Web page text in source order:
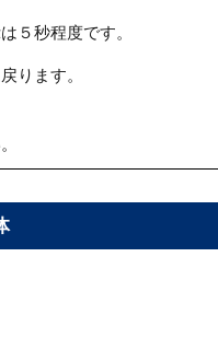
５秒程度です。
ります。